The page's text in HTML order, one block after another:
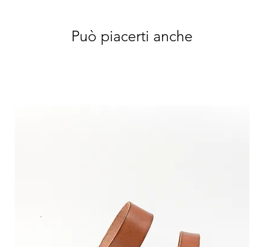
Può piacerti anche